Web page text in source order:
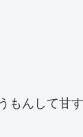
もんして甘